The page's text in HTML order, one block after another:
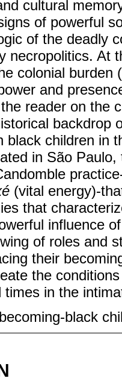
cultural
of powerful
of the deadly
necropolitics. At
colonial burden
and
reader on the
backdrop
black children in
in São
(vital energy)-
that
influence
of roles and
their
the
times in the
becoming-black